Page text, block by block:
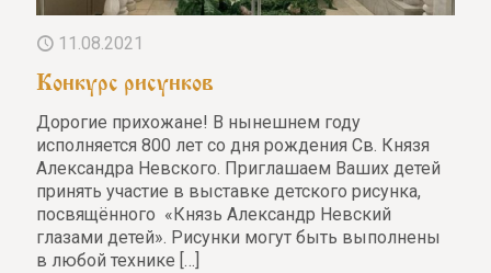
11.08.2021
Конкурс рисунков
Дорогие прихожане! В нынешнем году
исполняется 800 лет со дня рождения Св. Князя
Александра Невского. Приглашаем Ваших детей
принять участие в выставке детского рисунка,
посвящённого «Князь Александр Невский
глазами детей». Рисунки могут быть выполнены
в любой технике […]